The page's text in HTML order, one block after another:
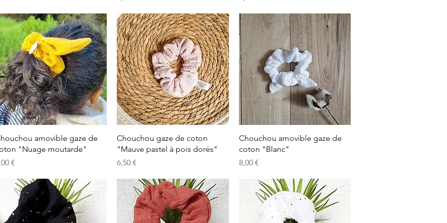
Aperçu rapide
amovible gaze de
"Nuage moutarde"
€
Aperçu rapide
Chouchou gaze de coton
"Mauve pastel à pois dorés"
Prix
6,50 €
Aperçu rapide
Chouchou amovible gaze de
coton "Blanc"
Prix
8,00 €